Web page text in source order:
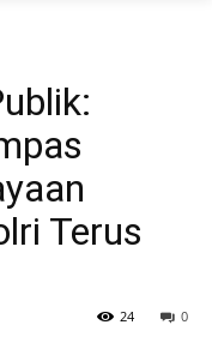
Terus
0
24